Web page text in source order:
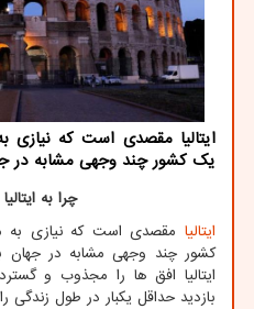
ایتالیا مقصدی است كه نیازی
یك كشور چند وجهی مشابه در
چرا به
ایتالیا مقصدی است که نیازی به
کشور چند وجهی مشابه در جهان
ایتالیا افق ها را مجذوب و
بازدید حداقل یکبار در طول زندگی